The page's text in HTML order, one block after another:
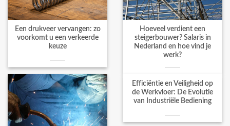
Een drukveer vervangen: zo
voorkomt u een verkeerde
keuze
Hoeveel verdient een
steigerbouwer? Salaris in
Nederland en hoe vind je
werk?
Efficiëntie en Veiligheid op
de Werkvloer: De Evolutie
van Industriële Bediening